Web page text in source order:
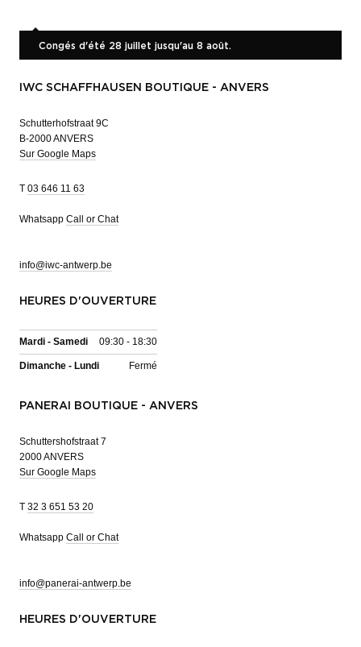
Congés d'été 28 juillet jusqu'au 8 août.
IWC SCHAFFHAUSEN BOUTIQUE - ANVERS
Schutterhofstraat 9C
B-2000 ANVERS
Sur Google Maps
T 03 646 11 63
Whatsapp Call or Chat
info@iwc-antwerp.be
HEURES D'OUVERTURE
Mardi - Samedi 09:30 - 18:30
Dimanche - Lundi Fermé
PANERAI BOUTIQUE - ANVERS
Schuttershofstraat 7
2000 ANVERS
Sur Google Maps
T 32 3 651 53 20
Whatsapp Call or Chat
info@panerai-antwerp.be
HEURES D'OUVERTURE